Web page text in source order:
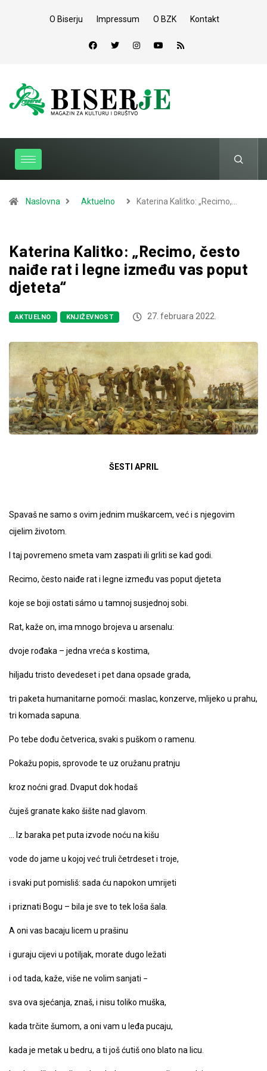
O Biserju Impressum O BZK Kontakt
Naslovna Aktuelno Katerina Kalitko: „Recimo,…
Katerina Kalitko: „Recimo, često
naiđe rat i legne između vas poput
djeteta“
AKTUELNO KNJIŽEVNOST 27. februara 2022.
ŠESTI APRIL
Spavaš ne samo s ovim jednim muškarcem, već i s njegovim
cijelim životom.
I taj povremeno smeta vam zaspati ili grliti se kad godi.
Recimo, često naiđe rat i legne između vas poput djeteta
koje se boji ostati sámo u tamnoj susjednoj sobi.
Rat, kaže on, ima mnogo brojeva u arsenalu:
dvoje rođaka – jedna vreća s kostima,
hiljadu tristo devedeset i pet dana opsade grada,
tri paketa humanitarne pomoći: maslac, konzerve, mlijeko u prahu,
tri komada sapuna.
Po tebe dođu četverica, svaki s puškom o ramenu.
Pokažu popis, sprovode te uz oružanu pratnju
kroz noćni grad. Dvaput dok hodaš
čuješ granate kako šište nad glavom.
… Iz baraka pet puta izvode noću na kišu
vode do jame u kojoj već truli četrdeset i troje,
i svaki put pomisliš: sada ću napokon umrijeti
i priznati Bogu – bila je sve to tek loša šala.
A oni vas bacaju licem u prašinu
i guraju cijevi u potiljak, morate dugo ležati
i od tada, kaže, više ne volim sanjati −
sva ova sjećanja, znaš, i nisu toliko muška,
kada trčite šumom, a oni vam u leđa pucaju,
kada je metak u bedru, a ti još ćutiš ono blato na licu.